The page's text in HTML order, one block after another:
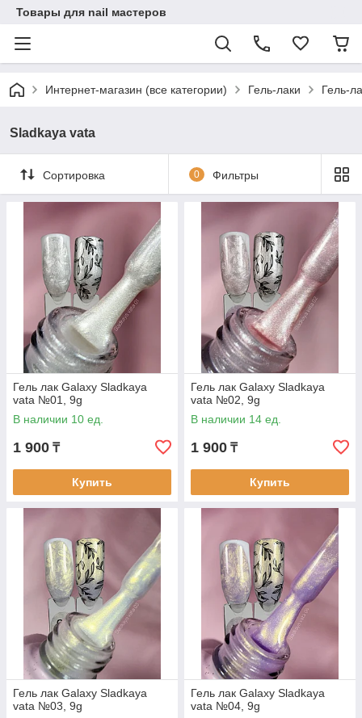
Товары для nail мастеров
Интернет-магазин (все категории) Гель-лаки Гель-
Sladkaya vata
Сортировка 0 Фильтры
Гель лак Galaxy Sladkaya
vata №01, 9g
В наличии 10 ед.
1 900 ₸
Купить
Гель лак Galaxy Sladkaya
vata №02, 9g
В наличии 14 ед.
1 900 ₸
Купить
Гель лак Galaxy Sladkaya
vata №03, 9g
Гель лак Galaxy Sladkaya
vata №04, 9g